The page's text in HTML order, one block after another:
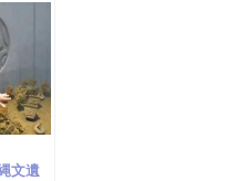
文遺